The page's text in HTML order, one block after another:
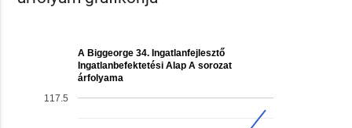
A Biggeorge 34. Ingatlanfejlesztő
Ingatlanbefektetési Alap A sorozat
árfolyama
117.5